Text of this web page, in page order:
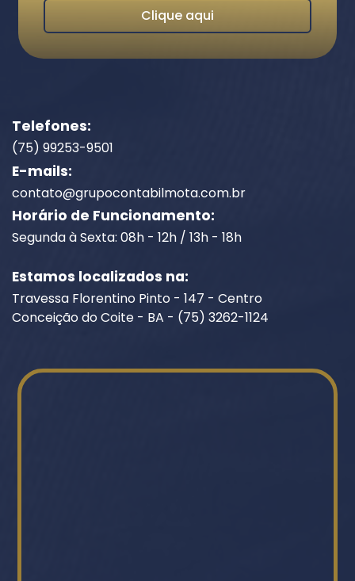
Clique aqui
Telefones:
(75) 99253-9501
E-mails:
contato@grupocontabilmota.com.br
Horário de Funcionamento:
Segunda à Sexta: 08h - 12h / 13h - 18h
Estamos localizados na:
Travessa Florentino Pinto - 147 - Centro
Conceição do Coite - BA - (75) 3262-1124